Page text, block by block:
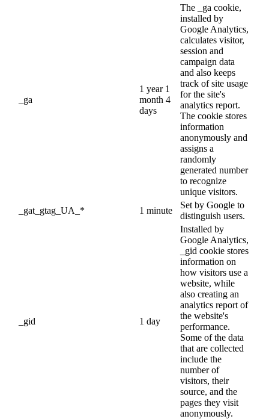
_ga
1 year 1
month 4
days
The _ga cookie,
installed by
Google Analytics,
calculates visitor,
session and
campaign data
and also keeps
track of site usage
for the site's
analytics report.
The cookie stores
information
anonymously and
assigns a
randomly
generated number
to recognize
unique visitors.
_gat_gtag_UA_*
1 minute
Set by Google to
distinguish users.
_gid 1 day
Installed by
Google Analytics,
_gid cookie stores
information on
how visitors use a
website, while
also creating an
analytics report of
the website's
performance.
Some of the data
that are collected
include the
number of
visitors, their
source, and the
pages they visit
anonymously.